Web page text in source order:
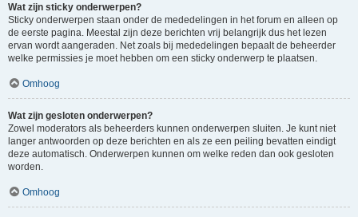
Wat zijn sticky onderwerpen?
Sticky onderwerpen staan onder de mededelingen in het forum en alleen op
de eerste pagina. Meestal zijn deze berichten vrij belangrijk dus het lezen
ervan wordt aangeraden. Net zoals bij mededelingen bepaalt de beheerder
welke permissies je moet hebben om een sticky onderwerp te plaatsen.
Omhoog
Wat zijn gesloten onderwerpen?
Zowel moderators als beheerders kunnen onderwerpen sluiten. Je kunt niet
langer antwoorden op deze berichten en als ze een peiling bevatten eindigt
deze automatisch. Onderwerpen kunnen om welke reden dan ook gesloten
worden.
Omhoog